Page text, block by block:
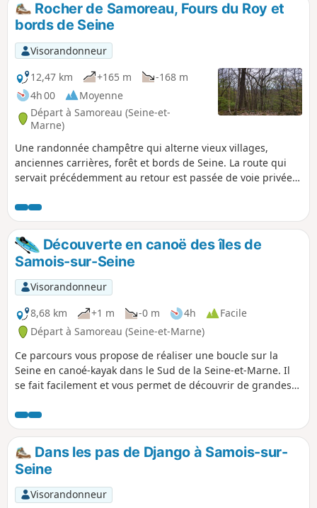
p
Rocher de Samoreau, Fours du Roy et
bords de Seine
Visorandonneur
12,47 km
+165 m
-168 m
4h 00
Moyenne
Départ à Samoreau (Seine-et-
Marne)
Une randonnée champêtre qui alterne vieux villages,
anciennes carrières, forêt et bords de Seine. La route qui
servait précédemment au retour est passée de voie privée à
modification sensible du parcours.
Découverte en canoë des îles de
Samois-sur-Seine
Visorandonneur
8,68 km
+1 m -0 m 4h
Facile
Départ à Samoreau (Seine-et-Marne)
Ce parcours vous propose de réaliser une boucle sur la
Seine en canoé-kayak dans le Sud de la Seine-et-Marne. Il
se fait facilement et vous permet de découvrir de grandes
normandes, les deux îles de Samois-sur-Seine avec leur
patrimoine chargé d'histoire (ancien pont gaulois-romain,
vieille gare perdue seule sur l'Île aux Barbiers,....) et ensuite
le bord de Seine romantique et paisible de Samois avec des
vieilles maisons en pierre de pays.
Dans les pas de Django à Samois-sur-
Seine
Visorandonneur